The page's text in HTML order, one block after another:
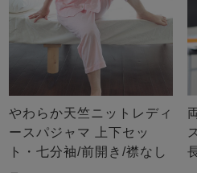
やわらか天竺ニットレディ
ースパジャマ 上下セッ
ト・七分袖/前開き/襟なし